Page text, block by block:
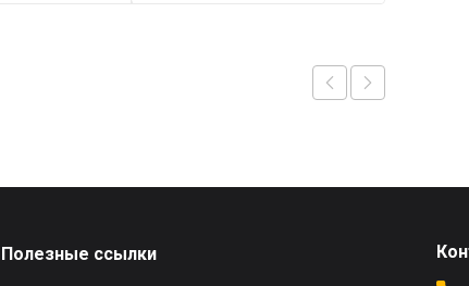
Полезные ссылки